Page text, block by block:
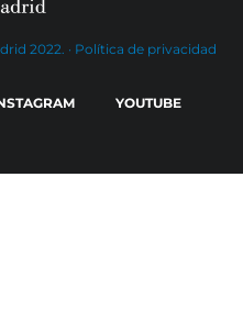
2022. · Política de privacidad
YOUTUBE